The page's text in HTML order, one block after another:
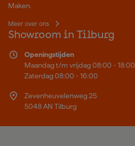
Maken.
Meer over ons
Showroom in Tilburg
Openingstijden
Maandag t/m vrijdag 08:00 - 18:00
Zaterdag 08:00 - 16:00
Zevenheuvelenweg 25
5048 AN Tilburg